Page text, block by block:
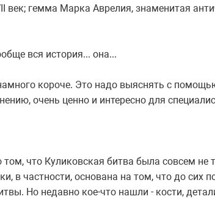
век; гемма Марка Аврелия, знаменитая
вся история... она...
короче. Это надо выяснять с
очень ценно и интересно для
что Куликовская битва была совсем не
в частности, основана на том, что до сих
Но недавно кое-что нашли - кости,